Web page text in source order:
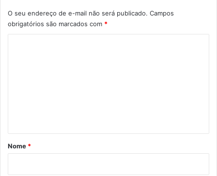
O seu endereço de e-mail não será publicado. Campos
obrigatórios são marcados com *
r
Nome *